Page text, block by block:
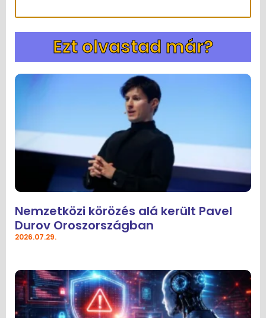
Ezt olvastad már?
Nemzetközi körözés alá került Pavel
Durov Oroszországban
2026.07.29.